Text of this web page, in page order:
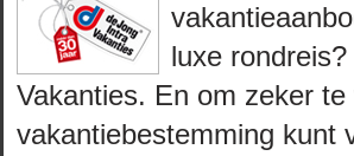
luxe
Vakanties. En om zeker
vakantiebestemming kunt